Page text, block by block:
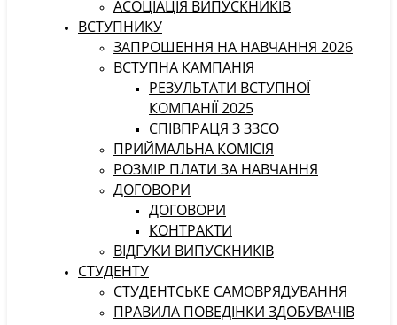
АСОЦІАЦІЯ ВИПУСКНИКІВ
ВСТУПНИКУ
ЗАПРОШЕННЯ НА НАВЧАННЯ 2026
ВСТУПНА КАМПАНІЯ
РЕЗУЛЬТАТИ ВСТУПНОЇ
КОМПАНІЇ 2025
СПІВПРАЦЯ З ЗЗСО
ПРИЙМАЛЬНА КОМІСІЯ
РОЗМІР ПЛАТИ ЗА НАВЧАННЯ
ДОГОВОРИ
ДОГОВОРИ
КОНТРАКТИ
ВІДГУКИ ВИПУСКНИКІВ
СТУДЕНТУ
CТУДЕНТСЬКЕ САМОВРЯДУВАННЯ
ПРАВИЛА ПОВЕДІНКИ ЗДОБУВАЧІВ